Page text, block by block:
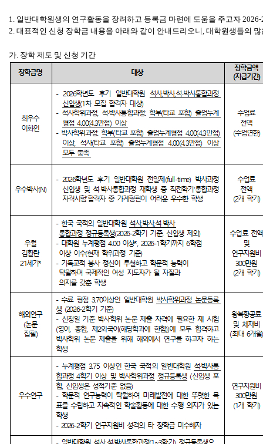
1. 일반대학원생의 연구활동을 장려하고 등록금 마련에 도움을 주고자 2026-
2. 대표적인 신청 장학금 내용을 아래와 같이 안내드리오니 대학원생들의
가 장학 제도 및 신청 기간